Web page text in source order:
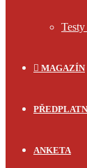
MAGAZÍN
ANKETA